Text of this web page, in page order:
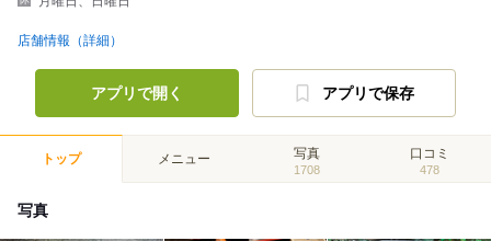
店舗情報（詳細）
アプリで開く アプリで保存
トップ メニュー 写真
1708
口コミ
478
写真